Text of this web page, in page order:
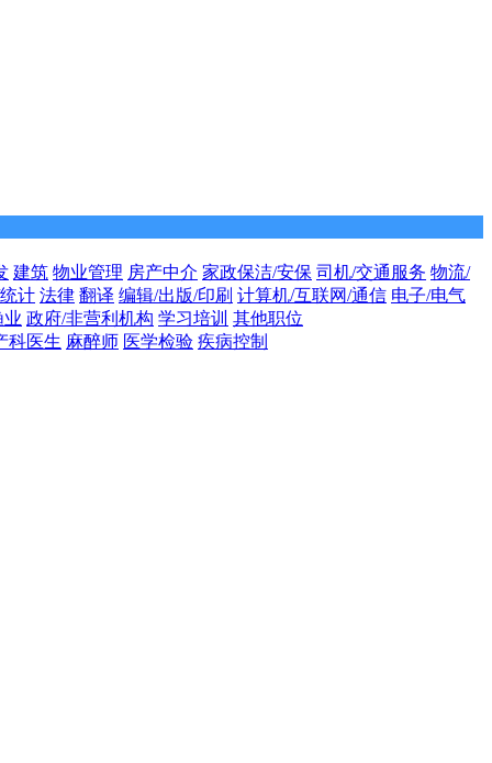
建筑 物业管理 房产中介 家政保洁/安保 司机/交通服务 物流/
计 法律 翻译 编辑/出版/印刷 计算机/互联网/通信 电子/电气
业 政府/非营利机构 学习培训 其他职位
科医生 麻醉师 医学检验 疾病控制